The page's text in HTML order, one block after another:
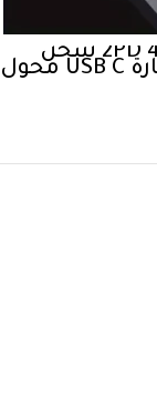
شاحن سيارة متعدد المنافذ 2PD 4USB شحن
سريع PD QC3.0 شاحن هاتف سيارة USB C محول